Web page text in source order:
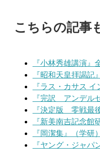
こちらの記事
『小林秀雄講演』
『昭和天皇拝謁記
『ラス・カサス
『完訳 アンデル
『決定版 零戦最
『新美南吉記念館
『岡潔集』（学研）
『ヤング・ジャ